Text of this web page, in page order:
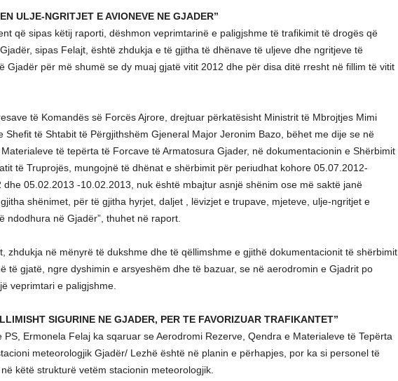
ULJE-NGRITJET E AVIONEVE NE GJADER”
që sipas këtij raporti, dëshmon veprimtarinë e paligjshme të trafikimit të drogës që
sipas Felajt, është zhdukja e të gjitha të dhënave të uljeve dhe ngritjeve të
Gjadër për më shumë se dy muaj gjatë vitit 2012 dhe për disa ditë rresht në fillim të vitit
të Komandës së Forcës Ajrore, drejtuar përkatësisht Ministrit të Mbrojtjes Mimi
Shefit të Shtabit të Përgjithshëm Gjeneral Major Jeronim Bazo, bëhet me dije se në
të tepërta të Forcave të Armatosura Gjader, në dokumentacionin e Shërbimit
të Truprojës, mungojnë të dhënat e shërbimit për periudhat kohore 05.07.2012-
dhe 05.02.2013 -10.02.2013, nuk është mbajtur asnjë shënim ose më saktë janë
shënimet, për të gjitha hyrjet, daljet , lëvizjet e trupave, mjeteve, ulje-ngritjet e
ndodhura në Gjadër”, thuhet në raport.
zhdukja në mënyrë të dukshme dhe të qëllimshme e gjithë dokumentacionit të shërbimit
të gjatë, ngre dyshimin e arsyeshëm dhe të bazuar, se në aerodromin e Gjadrit po
veprimtari e paligjshme.
SIGURINE NE GJADER, PER TE FAVORIZUAR TRAFIKANTET”
PS, Ermonela Felaj ka sqaruar se Aerodromi Rezerve, Qendra e Materialeve të Tepërta
meteorologjik Gjadër/ Lezhë është në planin e përhapjes, por ka si personel të
këtë strukturë vetëm stacionin meteorologjik.